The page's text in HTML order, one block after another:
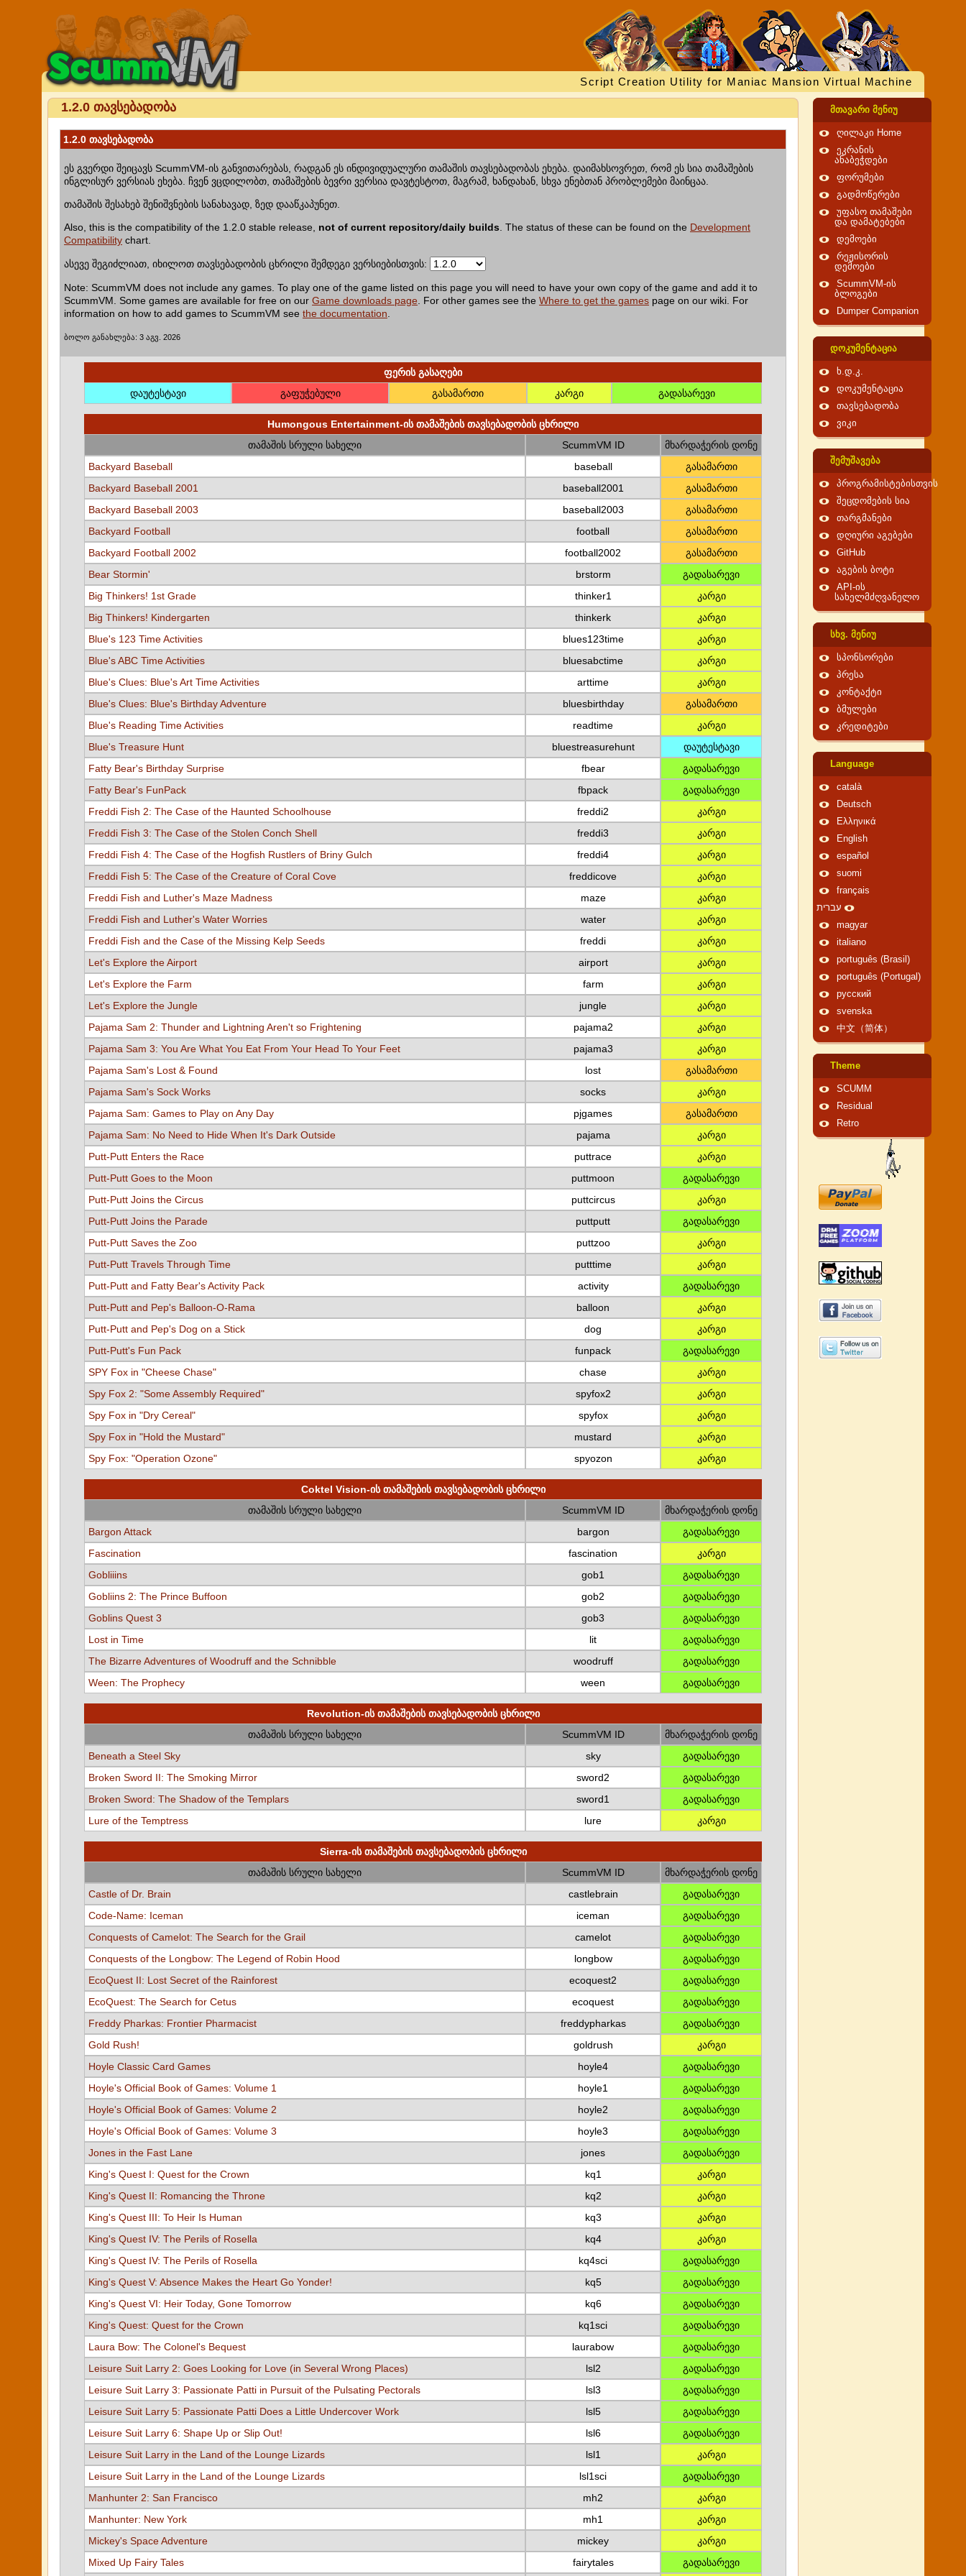
Script Creation Utility for Maniac Mansion Virtual Machine
1.2.0 თავსებადობა
1.2.0 თავსებადობა
ეს გვერდი შეიცავს ScummVM-ის განვითარებას, რადგან ეს ინდივიდუალური თამაშის თავსებადობას ეხება. დაიმახსოვრეთ, რომ ეს სია თამაშების
ინგლისურ ვერსიას ეხება. ჩვენ ვცდილობთ, თამაშების ბევრი ვერსია დავტესტოთ, მაგრამ, ხანდახან, სხვა ენებთან პრობლემები მაინცაა.
თამაშის შესახებ შენიშვნების სანახავად, ზედ დააწკაპუნეთ.
Also, this is the compatibility of the 1.2.0 stable release, not of current repository/daily builds . The status of these can be found on the Development
Compatibility chart.
ასევე შეგიძლიათ, იხილოთ თავსებადობის ცხრილი შემდეგი ვერსიებისთვის:
Note: ScummVM does not include any games. To play one of the game listed on this page you will need to have your own copy of the game and add it to
ScummVM. Some games are available for free on our Game downloads page . For other games see the Where to get the games page on our wiki. For
information on how to add games to ScummVM see the documentation
ბოლო განახლება: 3 აგვ. 2026
ფერის გასაღები
დაუტესტავი
გაფუჭებული გასამართი კარგი გადასარევი
Humongous Entertainment-ის თამაშების თავსებადობის ცხრილი
თამაშის სრული სახელი
ScummVM ID
მხარდაჭერის დონე
Backyard Baseball
baseball
გასამართი
Backyard Baseball 2001
baseball2001
გასამართი
Backyard Baseball 2003
baseball2003
გასამართი
Backyard Football
football
გასამართი
Backyard Football 2002
football2002
გასამართი
Bear Stormin'
brstorm
გადასარევი
Big Thinkers! 1st Grade
thinker1
კარგი
Big Thinkers! Kindergarten
thinkerk
კარგი
Blue's 123 Time Activities
blues123time
კარგი
Blue's ABC Time Activities
bluesabctime
კარგი
Blue's Clues: Blue's Art Time Activities
arttime
კარგი
Blue's Clues: Blue's Birthday Adventure
bluesbirthday
გასამართი
Blue's Reading Time Activities
readtime
კარგი
Blue's Treasure Hunt
bluestreasurehunt
დაუტესტავი
Fatty Bear's Birthday Surprise
fbear
გადასარევი
Fatty Bear's FunPack
fbpack
გადასარევი
Freddi Fish 2: The Case of the Haunted Schoolhouse
freddi2
კარგი
Freddi Fish 3: The Case of the Stolen Conch Shell
freddi3
კარგი
Freddi Fish 4: The Case of the Hogfish Rustlers of Briny Gulch
freddi4
კარგი
Freddi Fish 5: The Case of the Creature of Coral Cove
freddicove
კარგი
Freddi Fish and Luther's Maze Madness
maze
კარგი
Freddi Fish and Luther's Water Worries
water
კარგი
Freddi Fish and the Case of the Missing Kelp Seeds
freddi
კარგი
Let's Explore the Airport
airport
კარგი
Let's Explore the Farm
farm
კარგი
Let's Explore the Jungle
jungle
კარგი
Pajama Sam 2: Thunder and Lightning Aren't so Frightening
pajama2
კარგი
Pajama Sam 3: You Are What You Eat From Your Head To Your Feet
pajama3
კარგი
Pajama Sam's Lost & Found
lost
გასამართი
Pajama Sam's Sock Works
socks
კარგი
Pajama Sam: Games to Play on Any Day
pjgames
გასამართი
Pajama Sam: No Need to Hide When It's Dark Outside
pajama
კარგი
Putt-Putt Enters the Race
puttrace
კარგი
Putt-Putt Goes to the Moon
puttmoon
გადასარევი
Putt-Putt Joins the Circus
puttcircus
კარგი
Putt-Putt Joins the Parade
puttputt
გადასარევი
Putt-Putt Saves the Zoo
puttzoo
კარგი
Putt-Putt Travels Through Time
putttime
კარგი
Putt-Putt and Fatty Bear's Activity Pack
activity
გადასარევი
Putt-Putt and Pep's Balloon-O-Rama
balloon
კარგი
Putt-Putt and Pep's Dog on a Stick
dog
კარგი
Putt-Putt's Fun Pack
funpack
გადასარევი
SPY Fox in "Cheese Chase"
chase
კარგი
Spy Fox 2: "Some Assembly Required"
spyfox2
კარგი
Spy Fox in "Dry Cereal"
spyfox
კარგი
Spy Fox in "Hold the Mustard"
mustard
კარგი
Spy Fox: "Operation Ozone"
spyozon კარგი
Coktel Vision-ის თამაშების თავსებადობის ცხრილი
თამაშის სრული სახელი
ScummVM ID
მხარდაჭერის დონე
Bargon Attack
bargon
გადასარევი
Fascination
fascination
კარგი
Gobliiins
gob1
გადასარევი
Gobliins 2: The Prince Buffoon
gob2
გადასარევი
Goblins Quest 3
gob3
გადასარევი
Lost in Time
lit
გადასარევი
The Bizarre Adventures of Woodruff and the Schnibble
woodruff
გადასარევი
Ween: The Prophecy
ween გადასარევი
Revolution-ის თამაშების თავსებადობის ცხრილი
თამაშის სრული სახელი
ScummVM ID
მხარდაჭერის დონე
Beneath a Steel Sky
sky
გადასარევი
Broken Sword II: The Smoking Mirror
sword2
გადასარევი
Broken Sword: The Shadow of the Templars
sword1
გადასარევი
Lure of the Temptress
lure კარგი
Sierra-ის თამაშების თავსებადობის ცხრილი
თამაშის სრული სახელი
ScummVM ID
მხარდაჭერის დონე
Castle of Dr. Brain
castlebrain
გადასარევი
Code-Name: Iceman
iceman
გადასარევი
Conquests of Camelot: The Search for the Grail
camelot
გადასარევი
Conquests of the Longbow: The Legend of Robin Hood
longbow
გადასარევი
EcoQuest II: Lost Secret of the Rainforest
ecoquest2
გადასარევი
EcoQuest: The Search for Cetus
ecoquest
გადასარევი
Freddy Pharkas: Frontier Pharmacist
freddypharkas
გადასარევი
Gold Rush!
goldrush
კარგი
Hoyle Classic Card Games
hoyle4
გადასარევი
Hoyle's Official Book of Games: Volume 1
hoyle1
გადასარევი
Hoyle's Official Book of Games: Volume 2
hoyle2
გადასარევი
Hoyle's Official Book of Games: Volume 3
hoyle3
გადასარევი
Jones in the Fast Lane
jones
გადასარევი
King's Quest I: Quest for the Crown
kq1
კარგი
King's Quest II: Romancing the Throne
kq2
კარგი
King's Quest III: To Heir Is Human
kq3
კარგი
King's Quest IV: The Perils of Rosella
kq4
კარგი
King's Quest IV: The Perils of Rosella
kq4sci
გადასარევი
King's Quest V: Absence Makes the Heart Go Yonder!
kq5
გადასარევი
King's Quest VI: Heir Today, Gone Tomorrow
kq6
გადასარევი
King's Quest: Quest for the Crown
kq1sci
გადასარევი
Laura Bow: The Colonel's Bequest
laurabow
გადასარევი
Leisure Suit Larry 2: Goes Looking for Love (in Several Wrong Places)
lsl2
გადასარევი
Leisure Suit Larry 3: Passionate Patti in Pursuit of the Pulsating Pectorals
lsl3
გადასარევი
Leisure Suit Larry 5: Passionate Patti Does a Little Undercover Work
lsl5
გადასარევი
Leisure Suit Larry 6: Shape Up or Slip Out!
lsl6
გადასარევი
Leisure Suit Larry in the Land of the Lounge Lizards
lsl1
კარგი
Leisure Suit Larry in the Land of the Lounge Lizards
lsl1sci
გადასარევი
Manhunter 2: San Francisco
mh2
კარგი
Manhunter: New York
mh1
კარგი
Mickey's Space Adventure
mickey
კარგი
Mixed Up Fairy Tales
fairytales გადასარევი
მთავარი მენიუ
ღილაკი Home
ეკრანის
ანაბეჭდები
ფორუმები
გადმოწერები
უფასო თამაშები
და დამატებები
დემოები
რეჟისორის
დემოები
ScummVM-ის
ბლოგები
Dumper Companion
დოკუმენტაცია
ხ.დ.კ.
დოკუმენტაცია
თავსებადობა
ვიკი
შემუშავება
პროგრამისტებისთვის
შეცდომების სია
თარგმანები
დღიური აგებები
GitHub
აგების ბოტი
API-ის
სახელმძღვანელო
სხვ. მენიუ
სპონსორები
პრესა
კონტაქტი
ბმულები
კრედიტები
Language
català
Deutsch
Ελληνικά
English
español
suomi
français
עברית
magyar
italiano
português (Brasil)
português (Portugal)
русский
svenska
中文（简体）
Theme
SCUMM
Residual
Retro